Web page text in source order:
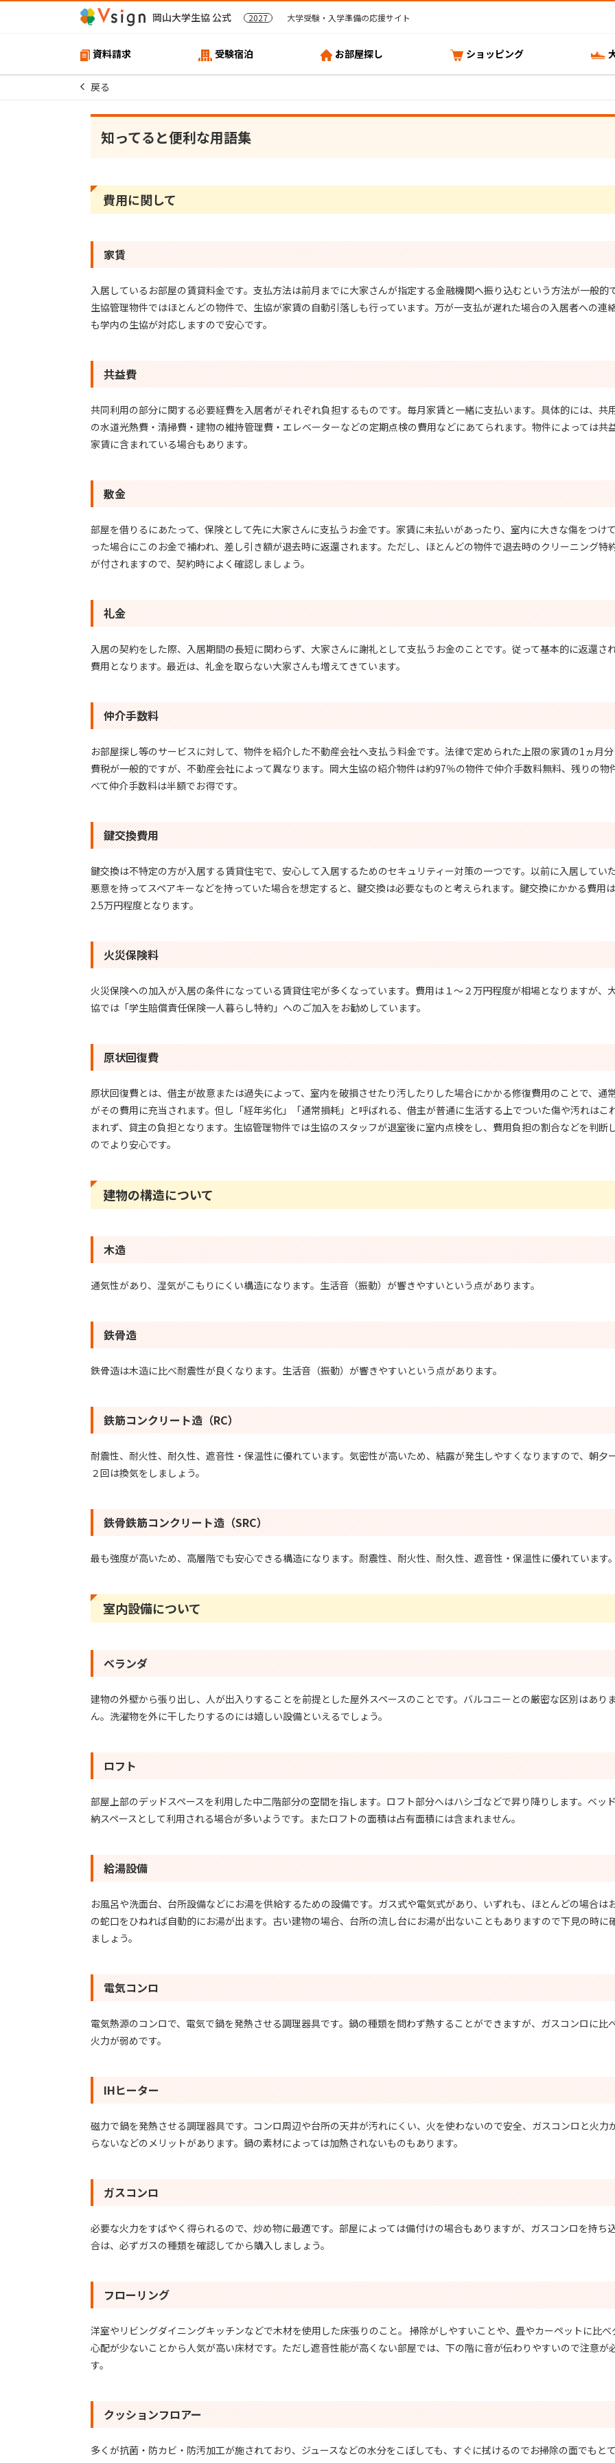
岡山大学生協 公式 2027 大学受験・入学準備の応援サイト
資料請求 受験宿泊 お部屋探し ショッピング
戻る
知ってると便利な用語集
費用に関して
家賃
入居しているお部屋の賃貸料金です。支払方法は前月までに大家さんが指定する金融機関へ振り込むという方法が一般的
生協管理物件ではほとんどの物件で、生協が家賃の自動引落しも行っています。万が一支払が遅れた場合の入居者への連
も学内の生協が対応しますので安心です。
共益費
共同利用の部分に関する必要経費を入居者がそれぞれ負担するものです。毎月家賃と一緒に支払います。具体的には、共
の水道光熱費・清掃費・建物の維持管理費・エレベーターなどの定期点検の費用などにあてられます。物件によっては共
家賃に含まれている場合もあります。
敷金
部屋を借りるにあたって、保険として先に大家さんに支払うお金です。家賃に未払いがあったり、室内に大きな傷をつけ
った場合にこのお金で補われ、差し引き額が退去時に返還されます。ただし、ほとんどの物件で退去時のクリーニング特
が付されますので、契約時によく確認しましょう。
礼金
入居の契約をした際、入居期間の長短に関わらず、大家さんに謝礼として支払うお金のことです。従って基本的に返還さ
費用となります。最近は、礼金を取らない大家さんも増えてきています。
仲介手数料
お部屋探し等のサービスに対して、物件を紹介した不動産会社へ支払う料金です。法律で定められた上限の家賃の1ヵ月
費税が一般的ですが、不動産会社によって異なります。岡大生協の紹介物件は約97％の物件で仲介手数料無料、残りの物
べて仲介手数料は半額でお得です。
鍵交換費用
鍵交換は不特定の方が入居する賃貸住宅で、安心して入居するためのセキュリティー対策の一つです。以前に入居してい
悪意を持ってスペアキーなどを持っていた場合を想定すると、鍵交換は必要なものと考えられます。鍵交換にかかる費用
2.5万円程度となります。
火災保険料
火災保険への加入が入居の条件になっている賃貸住宅が多くなっています。費用は１～２万円程度が相場となりますが、
協では「学生賠償責任保険一人暮らし特約」へのご加入をお勧めしています。
原状回復費
原状回復費とは、借主が故意または過失によって、室内を破損させたり汚したりした場合にかかる修復費用のことで、通
がその費用に充当されます。但し「経年劣化」「通常損耗」と呼ばれる、借主が普通に生活する上でついた傷や汚れはこ
まれず、貸主の負担となります。生協管理物件では生協のスタッフが退室後に室内点検をし、費用負担の割合などを判断
のでより安心です。
建物の構造について
木造
通気性があり、湿気がこもりにくい構造になります。生活音（振動）が響きやすいという点があります。
鉄骨造
鉄骨造は木造に比べ耐震性が良くなります。生活音（振動）が響きやすいという点があります。
鉄筋コンクリート造（RC）
耐震性、耐火性、耐久性、遮音性・保温性に優れています。気密性が高いため、結露が発生しやすくなりますので、朝夕
２回は換気をしましょう。
鉄骨鉄筋コンクリート造（SRC）
最も強度が高いため、高層階でも安心できる構造になります。耐震性、耐火性、耐久性、遮音性・保温性に優れています
室内設備について
ベランダ
建物の外壁から張り出し、人が出入りすることを前提とした屋外スペースのことです。バルコニーとの厳密な区別はあり
ん。洗濯物を外に干したりするのには嬉しい設備といえるでしょう。
ロフト
部屋上部のデッドスペースを利用した中二階部分の空間を指します。ロフト部分へはハシゴなどで昇り降りします。ベッ
納スペースとして利用される場合が多いようです。またロフトの面積は占有面積には含まれません。
給湯設備
お風呂や洗面台、台所設備などにお湯を供給するための設備です。ガス式や電気式があり、いずれも、ほとんどの場合は
の蛇口をひねれば自動的にお湯が出ます。古い建物の場合、台所の流し台にお湯が出ないこともありますので下見の時に
ましょう。
電気コンロ
電気熱源のコンロで、電気で鍋を発熱させる調理器具です。鍋の種類を問わず熱することができますが、ガスコンロに比
火力が弱めです。
IHヒーター
磁力で鍋を発熱させる調理器具です。コンロ周辺や台所の天井が汚れにくい、火を使わないので安全、ガスコンロと火力
らないなどのメリットがあります。鍋の素材によっては加熱されないものもあります。
ガスコンロ
必要な火力をすばやく得られるので、炒め物に最適です。部屋によっては備付けの場合もありますが、ガスコンロを持ち
合は、必ずガスの種類を確認してから購入しましょう。
フローリング
洋室やリビングダイニングキッチンなどで木材を使用した床張りのこと。 掃除がしやすいことや、畳やカーペットに比べ
心配が少ないことから人気が高い床材です。ただし遮音性能が高くない部屋では、下の階に音が伝わりやすいので注意が
す。
クッションフロアー
多くが抗菌・防カビ・防汚加工が施されており、ジュースなどの水分をこぼしても、すぐに拭けるのでお掃除の面でもと